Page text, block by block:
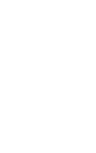
và thu nhập lâu dài